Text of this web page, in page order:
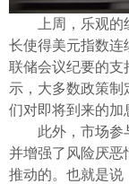
上周，乐观的
长使得美元指数
联储会议纪要的
示，大多数政策制
们对即将到来的加
此外，市场参
并增强了风险厌
推动的。也就是说